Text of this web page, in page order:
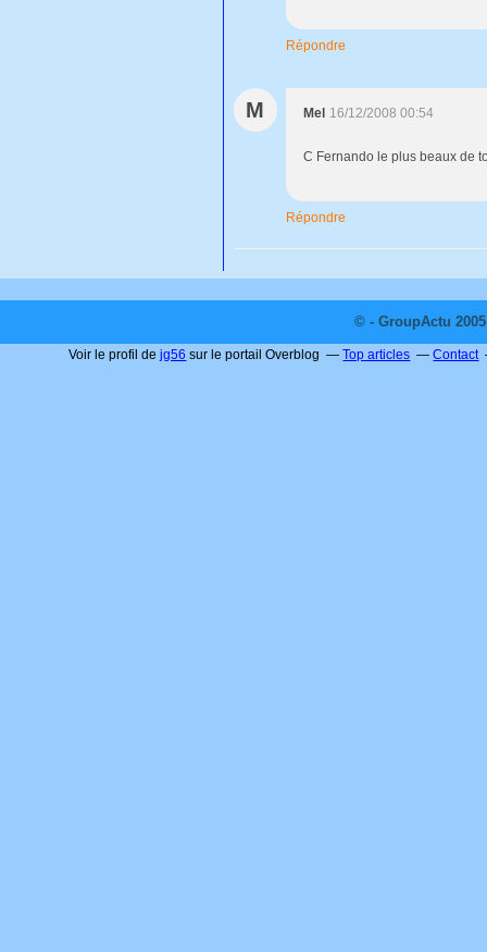
Répondre
M Mel 16/12/2008 00:54
C Fernando le plus beaux de
Répondre
© - GroupActu
Voir le profil dejg56 sur le portail Overblog Top articles Contact